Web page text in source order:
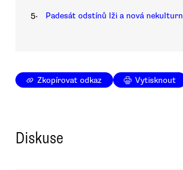
5. Padesát odstínů lži a nová
Zkopírovat odkaz Vytisknout
Diskuse